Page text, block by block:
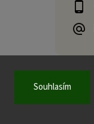
Souhlasím